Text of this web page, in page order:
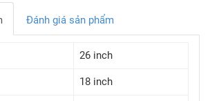
Đánh giá sản phẩm
26 inch
18 inch